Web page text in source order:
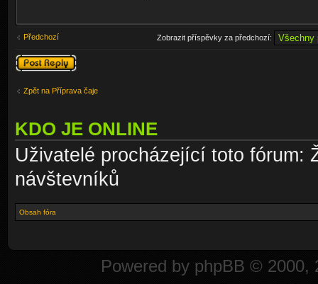
Předchozí Zobrazit příspěvky za předchozí:
Odeslat odpověď
Zpět na Příprava čaje
KDO JE ONLINE
Uživatelé procházející toto fórum:
návštevníků
Obsah fóra
Powered by phpBB © 2000,